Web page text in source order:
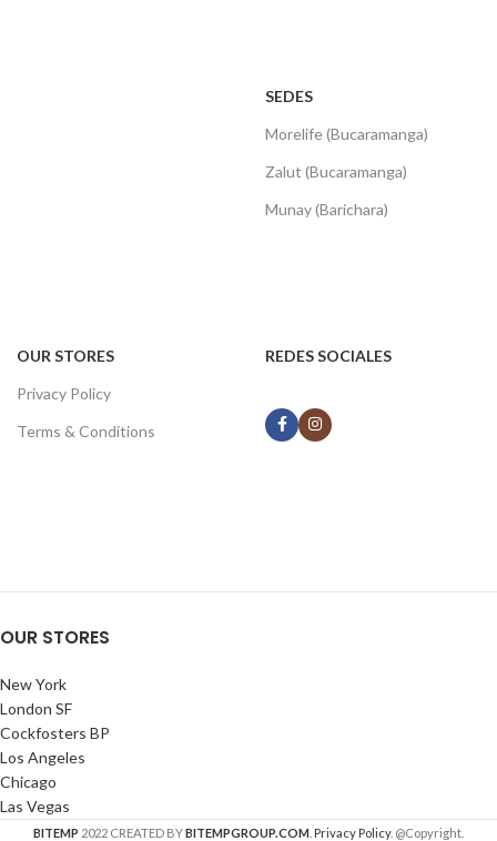
SEDES
Morelife (Bucaramanga)
Zalut (Bucaramanga)
Munay (Barichara)
OUR STORES
Privacy Policy
Terms & Conditions
REDES SOCIALES
OUR STORES
New York
London SF
Cockfosters BP
Los Angeles
Chicago
Las Vegas
BITEMP 2022 CREATED BYBITEMPGROUP.COM Privacy Policy. @Copyright.